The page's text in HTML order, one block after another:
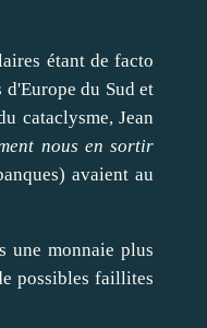
étant de facto
d'Europe du Sud et
cataclysme, Jean
nous en sortir
avaient au
une monnaie plus
possibles faillites